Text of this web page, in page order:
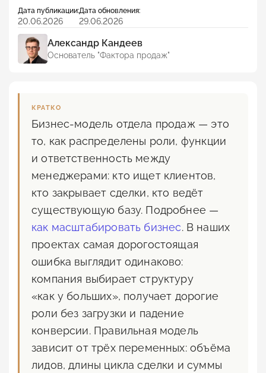
Александр Кандеев
Основатель "Фактора продаж"
Дата публикации:
20.06.2026
Дата обновления:
29.06.2026
КРАТКО
Бизнес-модель отдела продаж — это
то, как распределены роли, функции
и ответственность между
менеджерами: кто ищет клиентов,
кто закрывает сделки, кто ведёт
существующую базу. Подробнее —
как масштабировать бизнес. В наших
проектах самая дорогостоящая
ошибка выглядит одинаково:
компания выбирает структуру
«как у больших», получает дорогие
роли без загрузки и падение
конверсии. Правильная модель
зависит от трёх переменных: объёма
лидов, длины цикла сделки и суммы